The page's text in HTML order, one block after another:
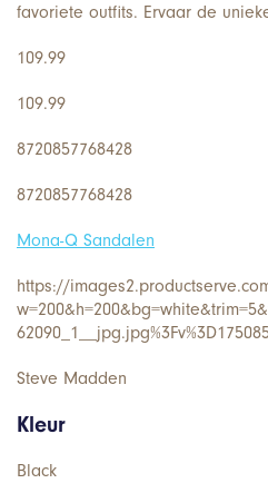
favoriete outfits. Ervaar de
109.99
109.99
8720857768428
8720857768428
Mona-Q Sandalen
https://
Steve Madden
Kleur
Black